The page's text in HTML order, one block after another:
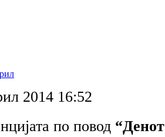
2014 16:52
по повод